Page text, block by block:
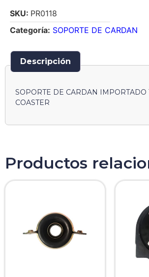
SKU: PR0118
Categoría: SOPORTE DE CARDAN
Descripción
SOPORTE DE CARDAN IMPORTADO
COASTER
Productos